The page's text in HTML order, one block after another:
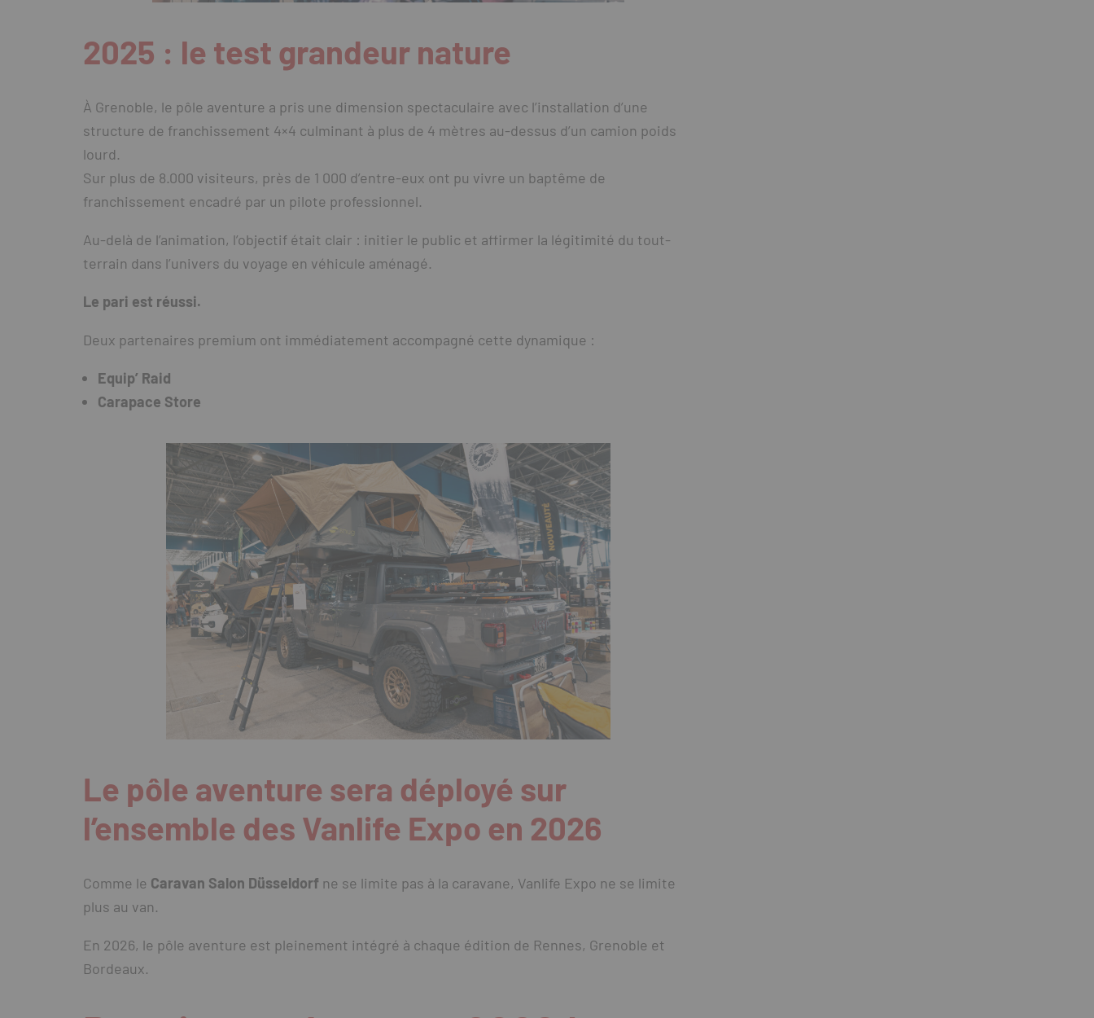
2025 : le test grandeur nature
À Grenoble, le pôle aventure a pris une dimension spectaculaire avec l’installation d’une
structure de franchissement 4×4 culminant à plus de 4 mètres au-dessus d’un camion poids
lourd.
Sur plus de 8.000 visiteurs, près de 1 000 d’entre-eux ont pu vivre un baptême de
franchissement encadré par un pilote professionnel.
Au-delà de l’animation, l’objectif était clair : initier le public et affirmer la légitimité du tout-
terrain dans l’univers du voyage en véhicule aménagé.
Le pari est réussi.
Deux partenaires premium ont immédiatement accompagné cette dynamique :
Equip’ Raid
Carapace Store
Le pôle aventure sera déployé sur
l’ensemble des Vanlife Expo en 2026
Comme le Caravan Salon Düsseldorf ne se limite pas à la caravane, Vanlife Expo ne se limite
plus au van.
En 2026, le pôle aventure est pleinement intégré à chaque édition de Rennes, Grenoble et
Bordeaux.